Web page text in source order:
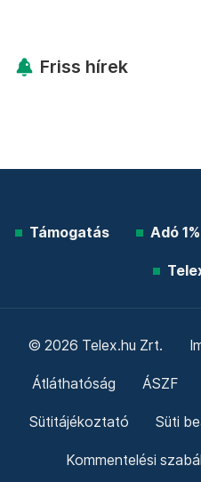
Friss hírek
Támogatás Adó
© 2026 Telex.hu Zrt.
Átláthatóság ÁSZF
Sütitájékoztató Süti
Kommentelési